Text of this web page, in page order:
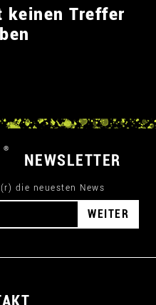
keinen Treffer
NEWSLETTER
die neuesten News
WEITER